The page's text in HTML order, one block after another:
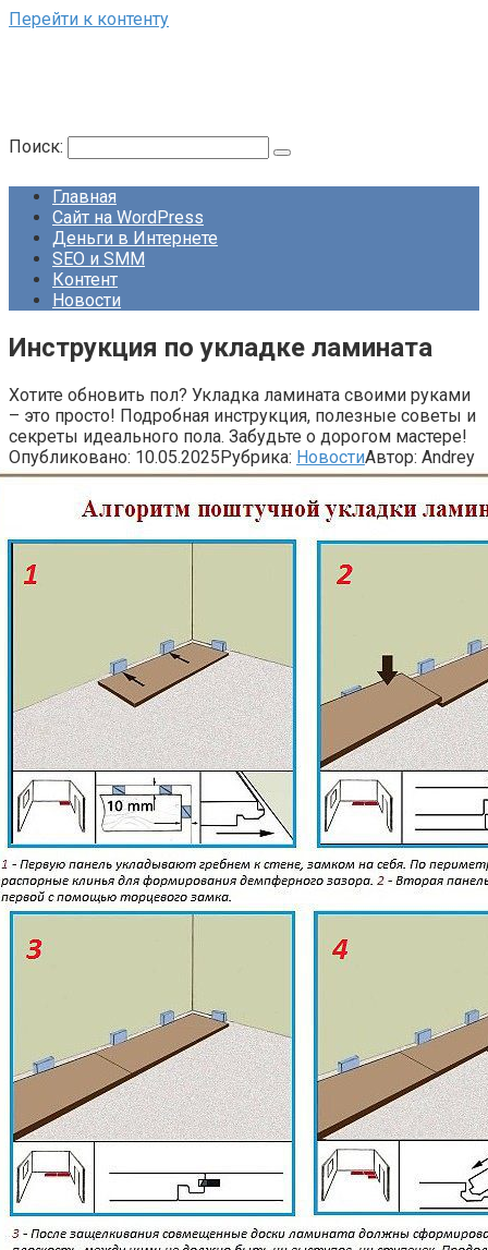
Перейти к контенту
Поиск:
Главная
Сайт на WordPress
Деньги в Интернете
SEO и SMM
Контент
Новости
Инструкция по укладке ламината
Хотите обновить пол? Укладка ламината своими руками
– это просто! Подробная инструкция, полезные советы и
секреты идеального пола. Забудьте о дорогом мастере!
Опубликовано: 10.05.2025Рубрика: НовостиАвтор: Andrey